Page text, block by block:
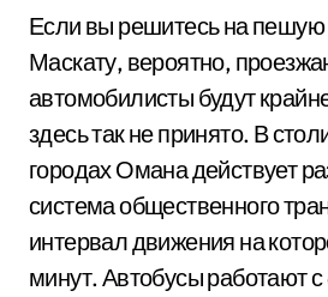
Если вы решитесь на пешую
Маскату, вероятно,
автомобилисты будут
здесь так не принято. В
городах Омана действует
система общественного
интервал движения на
минут. Автобусы работают с